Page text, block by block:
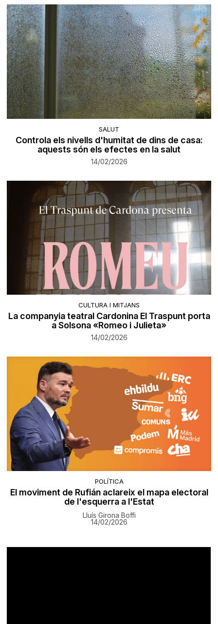
SALUT
Controla els nivells d'humitat de dins de casa:
aquests són els efectes en la salut
14/02/2026
CULTURA I MITJANS
La companyia teatral Cardonina El Traspunt porta
a Solsona «Romeo i Julieta»
14/02/2026
POLÍTICA
El moviment de Rufián aclareix el mapa electoral
de l'esquerra a l'Estat
Lluís Girona Boffi
14/02/2026